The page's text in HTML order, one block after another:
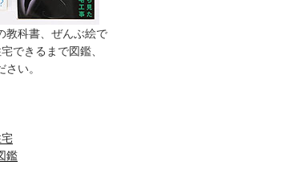
教科書、ぜんぶ絵で
できるまで図鑑、
い。
鑑